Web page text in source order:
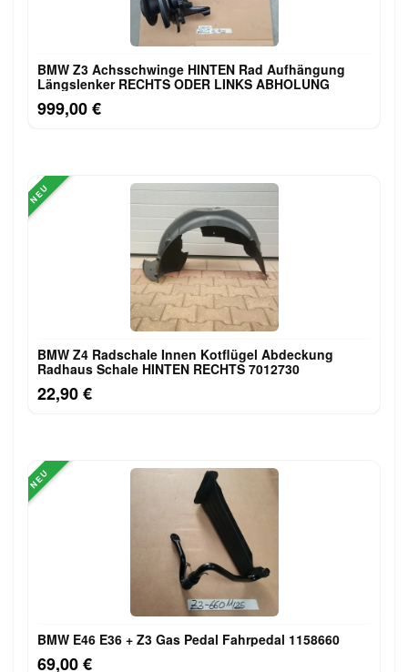
BMW Z3 Achsschwinge HINTEN Rad Aufhängung
Längslenker RECHTS ODER LINKS ABHOLUNG
999,00 €
NEU
BMW Z4 Radschale Innen Kotflügel Abdeckung
Radhaus Schale HINTEN RECHTS 7012730
22,90 €
NEU
BMW E46 E36 + Z3 Gas Pedal Fahrpedal 1158660
69,00 €